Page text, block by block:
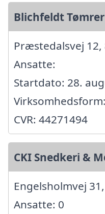
Blichfeldt
Præstedalsvej 12,
Ansatte:
Startdato: 28.
CVR: 44271494
CKI Snedkeri &
Engelsholmvej
Ansatte: 0